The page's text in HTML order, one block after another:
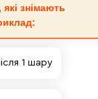
які знімають
1 шару